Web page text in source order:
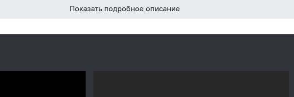
Показать подробное описание